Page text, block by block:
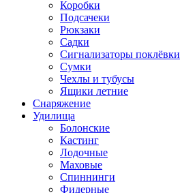
Коробки
Подсачеки
Рюкзаки
Садки
Сигнализаторы поклёвки
Сумки
Чехлы и тубусы
Ящики летние
Снаряжение
Удилища
Болонские
Кастинг
Лодочные
Маховые
Спиннинги
Фидерные